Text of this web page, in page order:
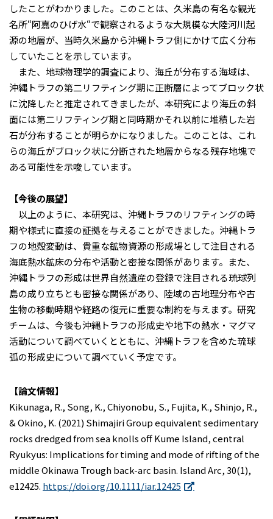
したことがわかりました。このことは、久米島の有名な観光
名所“阿嘉のひげ水“で観察されるような大規模な大陸河川起
源の地層が、当時久米島から沖縄トラフ側にかけて広く分布
していたことを示しています。
また、地球物理学的調査により、海丘が分布する海域は、
沖縄トラフの第二リフティング期に正断層によってブロック状
に沈降したと推定されてきましたが、本研究により海丘の斜
面には第二リフティング期と同時期かそれ以前に堆積した岩
石が分布することが明らかになりました。このことは、これ
らの海丘がブロック状に分断された地層からなる残存地塊で
ある可能性を示唆しています。
【今後の展望】
以上のように、本研究は、沖縄トラフのリフティングの時
期や様式に直接の証拠を与えることができました。沖縄トラ
フの地殻変動は、貴重な鉱物資源の形成場として注目される
海底熱水鉱床の分布や活動と密接な関係があります。また、
沖縄トラフの形成は世界自然遺産の登録で注目される琉球列
島の成り立ちとも密接な関係があり、陸域の古地理分布や古
生物の移動時期や経路の復元に重要な制約を与えます。研究
チームは、今後も沖縄トラフの形成史や地下の熱水・マグマ
活動について調べていくとともに、沖縄トラフを含めた琉球
弧の形成史について調べていく予定です。
【論文情報】
Kikunaga, R., Song, K., Chiyonobu, S., Fujita, K., Shinjo, R.,
& Okino, K. (2021) Shimajiri Group equivalent sedimentary
rocks dredged from sea knolls off Kume Island, central
Ryukyus: Implications for timing and mode of rifting of the
middle Okinawa Trough back-arc basin. Island Arc, 30(1),
e12425. https://doi.org/10.1111/iar.12425